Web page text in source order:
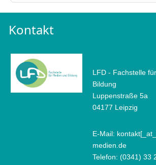
Kontakt
LFD - Fachstelle
Bildung
Luppenstraße 5a
04177 Leipzig
E-Mail:
medien.de
Telefon: (0341) 33